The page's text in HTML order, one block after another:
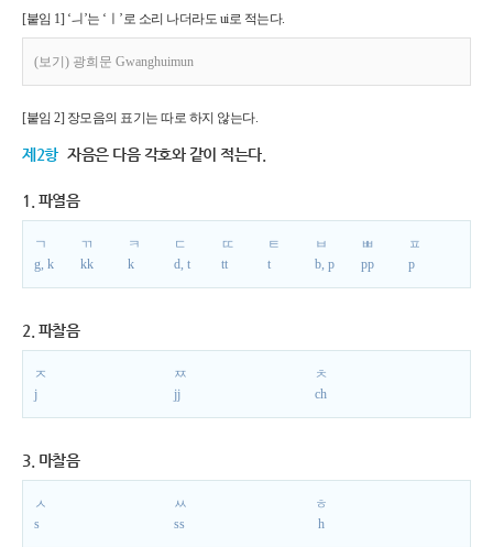
[붙임 1] ‘ㅢ’는 ‘ㅣ’로 소리 나더라도 ui로 적는다.
(보기) 광희문 Gwanghuimun
[붙임 2] 장모음의 표기는 따로 하지 않는다.
제2항 자음은 다음 각호와 같이 적는다.
1. 파열음
ㄱ
g, k
ㄲ
kk
ㅋ
k
ㄷ
d, t
ㄸ
tt
ㅌ
t
ㅂ
b, p
ㅃ
pp
ㅍ
p
2. 파찰음
ㅈ
j
ㅉ
jj
ㅊ
ch
3. 마찰음
ㅅ
s
ㅆ
ss
ㅎ
h